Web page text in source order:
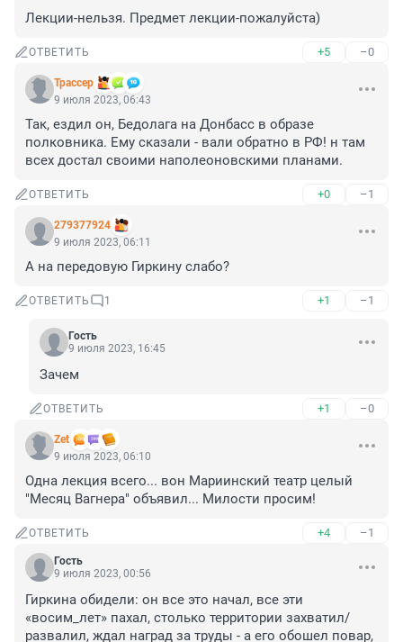
Лекции-нельзя. Предмет лекции-пожалуйста)
ОТВЕТИТЬ +5 –0
Трассер
9 июля 2023, 06:43
Так, ездил он, Бедолага на Донбасс в образе
полковника. Ему сказали - вали обратно в РФ! н там
всех достал своими наполеоновскими планами.
ОТВЕТИТЬ +0 –1
279377924
9 июля 2023, 06:11
А на передовую Гиркину слабо?
ОТВЕТИТЬ 1 +1 –1
Гость
9 июля 2023, 16:45
Зачем
ОТВЕТИТЬ +1 –0
Zet
9 июля 2023, 06:10
Одна лекция всего... вон Мариинский театр целый
"Месяц Вагнера" объявил... Милости просим!
ОТВЕТИТЬ +4 –1
Гость
9 июля 2023, 00:56
Гиркина обидели: он все это начал, все эти
«восим_лет» пахал, столько территории захватил/
развалил, ждал наград за труды - а его обошел повар,